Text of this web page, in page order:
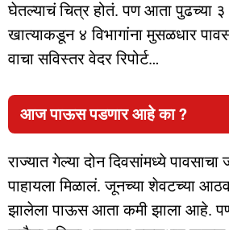
घेतल्याचं चित्र होतं. पण आता पुढच्या ३
खात्याकडून ४ विभागांना मुसळधार
वाचा सविस्तर वेदर रिपोर्ट…
आज पाऊस पडणार आहे का ?
राज्यात गेल्या दोन दिवसांमध्ये
पाहायला मिळालं. जूनच्या शेवटच्या
झालेला पाऊस आता कमी झाला आहे.